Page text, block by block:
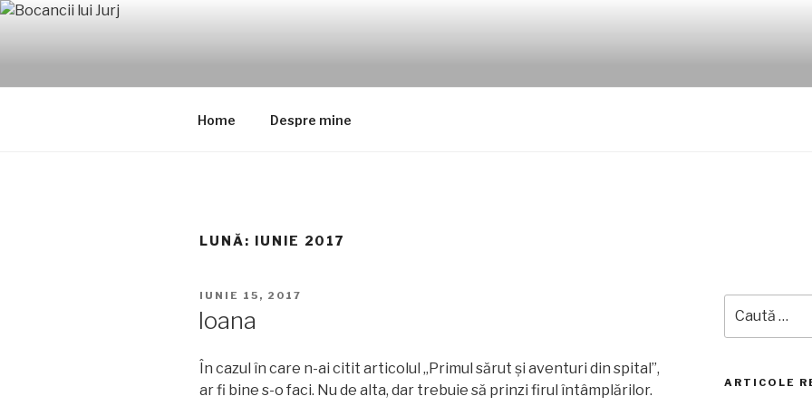
Sari
Home Despre mine
LUNĂ: IUNIE 2017
PUBLICAT
PE
IUNIE 15, 2017
Ioana
În cazul în care n-ai citit articolul „Primul sărut și aventuri din spital”,
ar fi bine s-o faci. Nu de alta, dar trebuie să prinzi firul întâmplărilor.
după:
ARTICOLE